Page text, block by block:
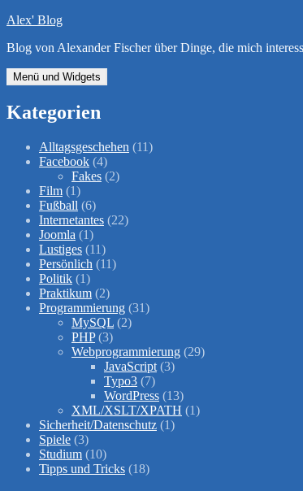
Zum
springen
Alex' Blog
Blog von Alexander Fischer über Dinge, die mich
Menü und Widgets
Kategorien
Alltagsgeschehen (11)
Facebook (4)
Fakes (2)
Film (1)
Fußball (6)
Internetantes (22)
Joomla (1)
Lustiges (11)
Persönlich (11)
Politik (1)
Praktikum (2)
Programmierung (31)
MySQL (2)
PHP(3)
Webprogrammierung (29)
JavaScript (3)
Typo3 (7)
WordPress (13)
XML/XSLT/XPATH (1)
Sicherheit/Datenschutz (1)
Spiele (3)
Studium (10)
Tipps und Tricks (18)